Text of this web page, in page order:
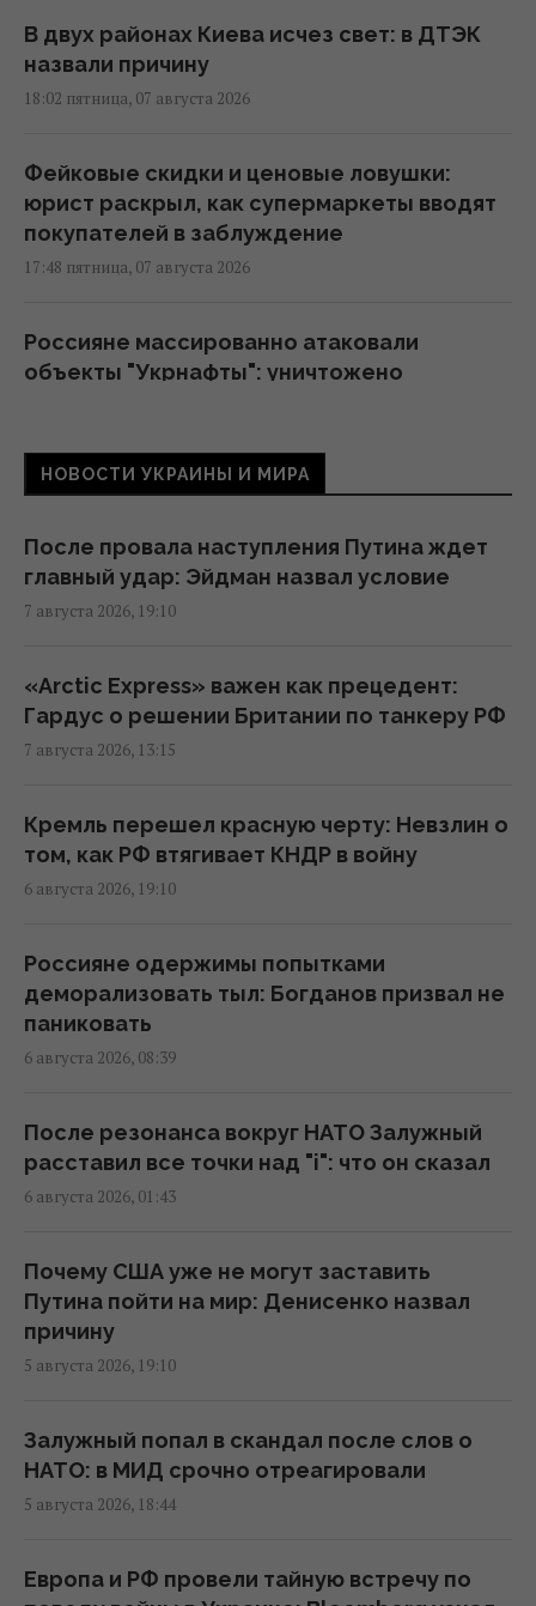
В двух районах Киева исчез свет: в ДТЭК
назвали причину
18:02 пятница, 07 августа 2026
Фейковые скидки и ценовые ловушки:
юрист раскрыл, как супермаркеты вводят
покупателей в заблуждение
17:48 пятница, 07 августа 2026
Россияне массированно атаковали
объекты "Укрнафты": уничтожено
кассе: что делать, если цена в чеке выше
ценника
16:18 пятница, 07 августа 2026
Без пересмотра прайс-кэпов Украине
будет сложнее импортировать
электроэнергию зимой, – Центр Разумкова
Нацбанк ужесточил гривню к евро:
официальный курс валют на понедельник
Действительно ли семейная упаковка
выгодна: эксперты раскрыли неочевидный
нюанс
"Укрзализныця" меняет маршруты ряда
поездов
В Украине стремительно дорожает
аренда: Киев среди лидеров
13:51 пятница, 07 августа 2026
В Украине выпустят памятную монету в
честь Иоанна Павла II
13:15 пятница, 07 августа 2026
Блокировка портов уже привела к
НОВОСТИ УКРАИНЫ И МИРА
После провала наступления Путина ждет
главный удар: Эйдман назвал условие
7 августа 2026, 19:10
«Arctic Express» важен как прецедент:
Гардус о решении Британии по танкеру РФ
7 августа 2026, 13:15
Кремль перешел красную черту: Невзлин о
том, как РФ втягивает КНДР в войну
6 августа 2026, 19:10
Россияне одержимы попытками
деморализовать тыл: Богданов призвал не
паниковать
6 августа 2026, 08:39
После резонанса вокруг НАТО Залужный
расставил все точки над "i": что он сказал
6 августа 2026, 01:43
Почему США уже не могут заставить
Путина пойти на мир: Денисенко назвал
причину
5 августа 2026, 19:10
Залужный попал в скандал после слов о
НАТО: в МИД срочно отреагировали
5 августа 2026, 18:44
Европа и РФ провели тайную встречу по